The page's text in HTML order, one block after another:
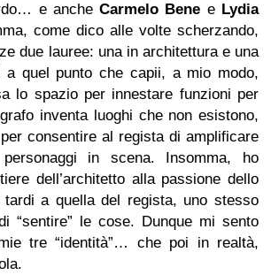
e ancheCarmelo Bene e Lydia
come dico alle volte scherzando,
due lauree: una in architettura e una
a quel punto che capii, a mio modo,
lo spazio per innestare funzioni per
inventa luoghi che non esistono,
consentire al regista di amplificare
in scena. Insomma, ho
dell’architetto alla passione dello
a quella del regista, uno stesso
“sentire” le cose. Dunque mi sento
tre “identità”… che poi in realtà,